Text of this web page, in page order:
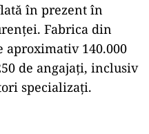
în prezent în
Fabrica din
aproximativ 140.000
de angajați, inclusiv
specializați.